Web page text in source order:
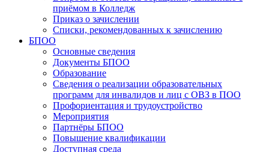
приёмом в Колледж
Приказ о зачислении
Списки, рекомендованных к зачислению
БПОО
Основные сведения
Документы БПОО
Образование
Сведения о реализации образовательных
программ для инвалидов и лиц с ОВЗ в ПОО
Профориентация и трудоустройство
Мероприятия
Партнёры БПОО
Повышение квалификации
Доступная среда